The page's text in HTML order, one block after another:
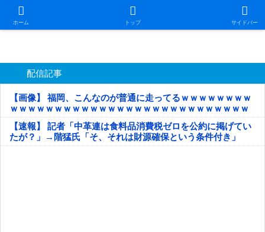
ホーム トップ サイドバー
日本第一！ニュース録
配信記事
【画像】 福岡、こんなのが普通に走ってるｗｗｗｗｗｗｗｗ
ｗｗｗｗｗｗｗｗｗｗｗｗｗｗｗｗｗｗｗｗｗｗｗｗｗｗｗ
ｗｗｗｗｗ
【速報】 記者「中革連は食料品消費税ゼロを公約に掲げてい
たが？」→階猛氏「そ、それは財源確保という条件付き」